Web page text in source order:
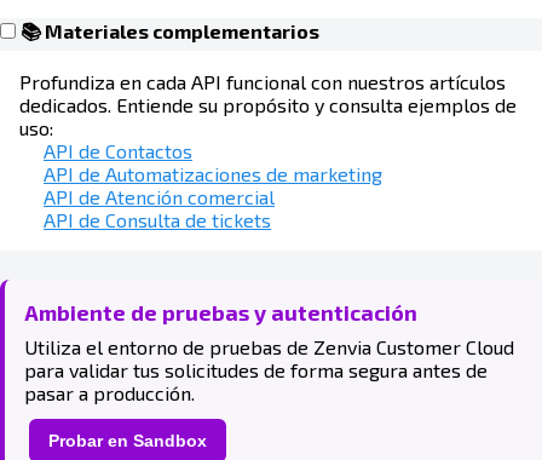
📚 Materiales complementarios
Profundiza en cada API funcional con nuestros artículos
dedicados. Entiende su propósito y consulta ejemplos de
uso:
API de Contactos
API de Automatizaciones de marketing
API de Atención comercial
API de Consulta de tickets
Ambiente de pruebas y autenticación
Utiliza el entorno de pruebas de Zenvia Customer Cloud
para validar tus solicitudes de forma segura antes de
pasar a producción.
Probar en Sandbox